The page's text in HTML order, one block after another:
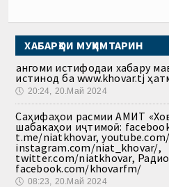
ХАБАРҲОИ МУҲИМТАРИН
Ҳангоми истифодаи хабару
истинод ба www.khovar.tj
🕔 20:24, 20.Май 2024
Саҳифаҳои расмии АМИТ
шабакаҳои иҷтимоӣ:
t.me/niatkhovar,
instagram.com/niat_khovar/,
twitter.com/niatkhovar,
facebook.com/khovarfm/
🕔 08:23, 20.Май 2024